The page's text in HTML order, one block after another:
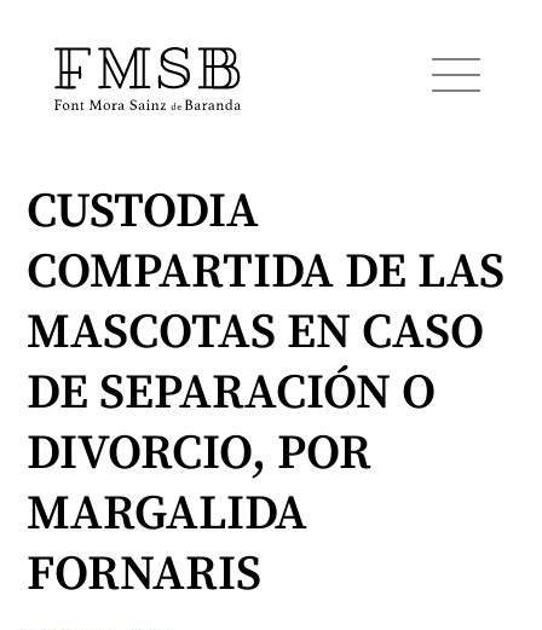
Inicio
Font Mora Sainz de Baranda
Servicios
Noticias
CUSTODIA
COMPARTIDA DE LAS
MASCOTAS EN CASO
DE SEPARACIÓN O
DIVORCIO, POR
MARGALIDA
FORNARIS